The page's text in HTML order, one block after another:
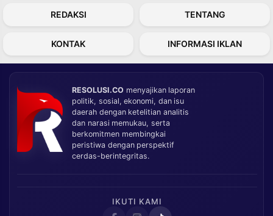
REDAKSI TENTANG
KONTAK INFORMASI IKLAN
RESOLUSI.CO menyajikan laporan
politik, sosial, ekonomi, dan isu
daerah dengan ketelitian analitis
dan narasi memukau, serta
berkomitmen membingkai
peristiwa dengan perspektif
cerdas-berintegritas.
IKUTI KAMI